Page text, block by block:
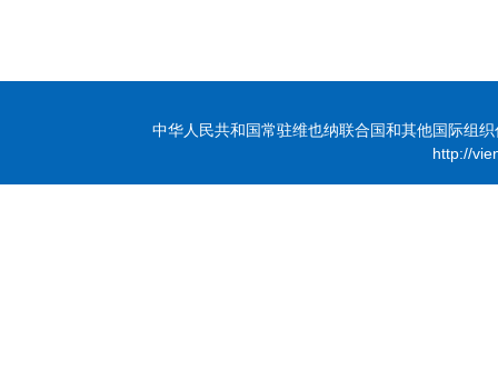
中华人民共和国常驻维也纳联合国和其他国际组
http://